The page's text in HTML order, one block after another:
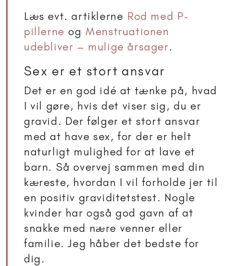
Læs evt. artiklerne Rod med P-
pillerne ogMenstruationen
udebliver – mulige årsager.
Sex er et stort ansvar
Det er en god idé at tænke på, hvad
I vil gøre, hvis det viser sig, du er
gravid. Der følger et stort ansvar
med at have sex, for der er helt
naturligt mulighed for at lave et
barn. Så overvej sammen med din
kæreste, hvordan I vil forholde jer til
en positiv graviditetstest. Nogle
kvinder har også god gavn af at
snakke med nære venner eller
familie. Jeg håber det bedste for
dig.